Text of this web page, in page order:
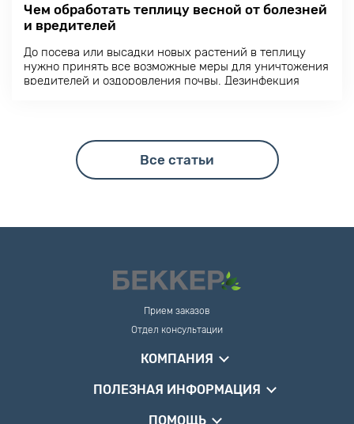
Чем обработать теплицу весной от болезней
и вредителей
До посева или высадки новых растений в теплицу
нужно принять все возможные меры для уничтожения
вредителей и оздоровления почвы. Дезинфекция
Все статьи
Прием заказов
Отдел консультации
КОМПАНИЯ
ПОЛЕЗНАЯ ИНФОРМАЦИЯ
ПОМОЩЬ